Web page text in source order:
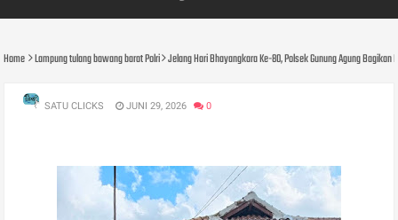
Home Lampung tulang bawang barat Polri Jelang Hari Bhayangkara Ke-80, Polsek Gunung Agung
SATU CLICKS JUNI 29, 2026 0